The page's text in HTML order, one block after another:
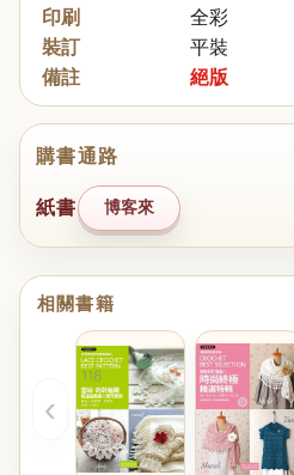
印刷
全彩
裝訂
平裝
備註
絕版
購書通路
紙書 博客來
相關書籍
‹